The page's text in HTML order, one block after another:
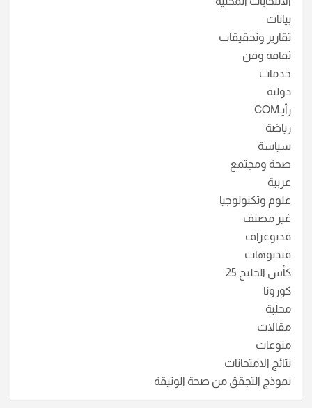
بيانات
تقارير وتحقيقات
ثقافة وفن
خدمات
دولية
رأيـCOM
رياضة
سياسة
صحة ومجتمع
عربية
علوم وتكنولوجيا
غير مصنف
فديوغراف
فيديوهات
كأس الخليج 25
كورونا
محلية
مقالات
منوعات
نتائج الامتحانات
نموذج التجقق من صحة الوثيقة